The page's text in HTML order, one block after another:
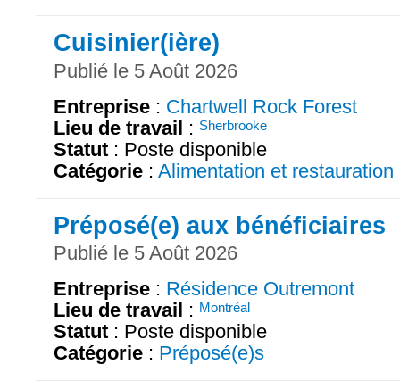
Cuisinier(ière)
Publié le 5 Août 2026
Entreprise : Chartwell Rock Forest
Lieu de travail : Sherbrooke
Statut : Poste disponible
Catégorie : Alimentation et restauration
Préposé(e) aux bénéficiaires
Publié le 5 Août 2026
Entreprise : Résidence Outremont
Lieu de travail : Montréal
Statut : Poste disponible
Catégorie : Préposé(e)s